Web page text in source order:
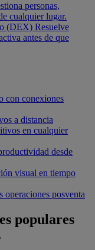
personas,
cualquier lugar.
(DEX) Resuelve
antes de que
con conexiones
a distancia
en cualquier
desde
visual en tiempo
operaciones posventa
populares